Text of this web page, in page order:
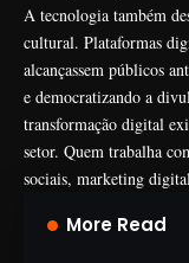
A tecnologia também
cultural. Plataformas
alcançassem públicos
e democratizando a
transformação digital
setor. Quem trabalha
sociais, marketing
More Read